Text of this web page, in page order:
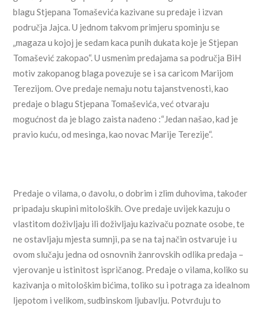
blagu Stjepana Tomaševića kazivane su predaje i izvan
područja Jajca. U jednom takvom primjeru spominju se
„magaza u kojoj je sedam kaca punih dukata koje je Stjepan
Tomašević zakopao“. U usmenim predajama sa područja BiH
motiv zakopanog blaga povezuje se i sa caricom Marijom
Terezijom. Ove predaje nemaju notu tajanstvenosti, kao
predaje o blagu Stjepana Tomaševića, već otvaraju
mogućnost da je blago zaista nađeno :“Jedan našao, kad je
pravio kuću, od mesinga, kao novac Marije Terezije“.
Predaje o vilama, o đavolu, o dobrim i zlim duhovima, također
pripadaju skupini mitoloških. Ove predaje uvijek kazuju o
vlastitom doživljaju ili doživljaju kazivaču poznate osobe, te
ne ostavljaju mjesta sumnji, pa se na taj način ostvaruje i u
ovom slučaju jedna od osnovnih žanrovskih odlika predaja –
vjerovanje u istinitost ispričanog. Predaje o vilama, koliko su
kazivanja o mitološkim bićima, toliko su i potraga za idealnom
ljepotom i velikom, sudbinskom ljubavlju. Potvrđuju to